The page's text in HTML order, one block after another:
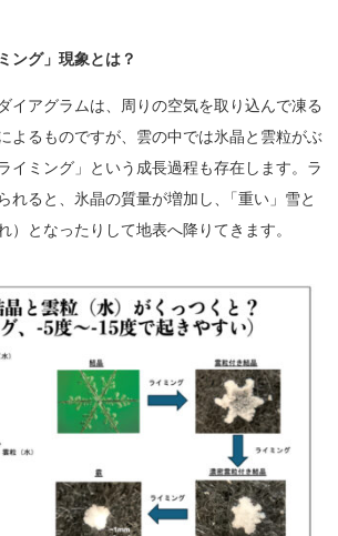
ング」 現象とは？
イアグラムは、周りの空気を取り込んで凍る
よるものですが、雲の中では氷晶と雲粒がぶ
イミング」という成長過程も存在します。ラ
れると、氷晶の質量が増加し
「重い」雪と
）となったりして地表へ降りてきます。